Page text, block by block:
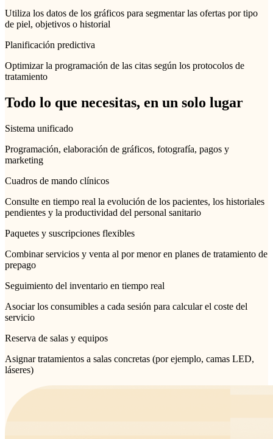
Utiliza los datos de los gráficos para segmentar las ofertas por tipo
de piel, objetivos o historial
Planificación predictiva
Optimizar la programación de las citas según los protocolos de
tratamiento
Todo lo que necesitas, en un solo lugar
Sistema unificado
Programación, elaboración de gráficos, fotografía, pagos y
marketing
Cuadros de mando clínicos
Consulte en tiempo real la evolución de los pacientes, los historiales
pendientes y la productividad del personal sanitario
Paquetes y suscripciones flexibles
Combinar servicios y venta al por menor en planes de tratamiento de
prepago
Seguimiento del inventario en tiempo real
Asociar los consumibles a cada sesión para calcular el coste del
servicio
Reserva de salas y equipos
Asignar tratamientos a salas concretas (por ejemplo, camas LED,
láseres)